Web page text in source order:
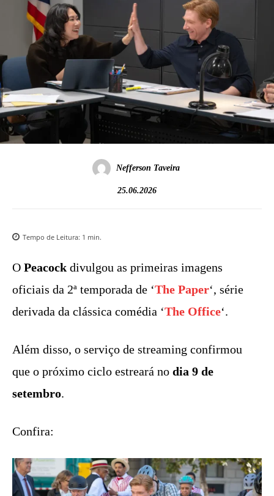
Nefferson Taveira
25.06.2026
Tempo de Leitura: 1 min.
O Peacock divulgou as primeiras imagens
oficiais da 2ª temporada de ‘The Paper‘, série
derivada da clássica comédia ‘The Office‘.
Além disso, o serviço de streaming confirmou
que o próximo ciclo estreará no dia 9 de
setembro.
Confira: